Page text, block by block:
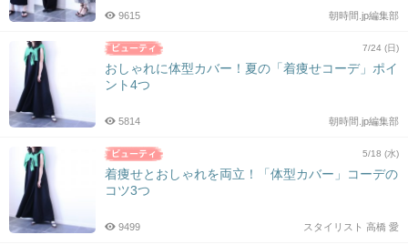
朝時間.jp編集部
9615
7/24 (日)
おしゃれに体型カバー！夏の「着痩せコーデ」ポイ
ント4つ
朝時間.jp編集部
5814
5/18 (水)
着痩せとおしゃれを両立！「体型カバー」コーデの
コツ3つ
スタイリスト 高橋 愛
9499